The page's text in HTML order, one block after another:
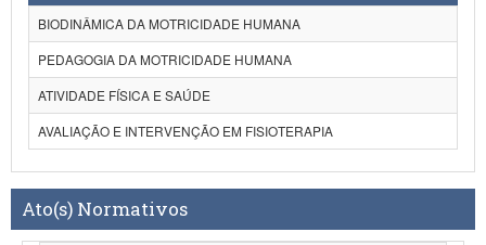
BIODINÂMICA DA MOTRICIDADE HUMANA
PEDAGOGIA DA MOTRICIDADE HUMANA
ATIVIDADE FÍSICA E SAÚDE
AVALIAÇÃO E INTERVENÇÃO EM FISIOTERAPIA
Ato(s) Normativos